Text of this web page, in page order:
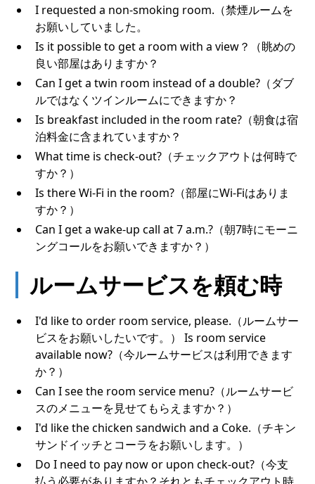
I requested a non-smoking room.（禁煙ルームを
お願いしていました。
Is it possible to get a room with a view？（眺めの
良い部屋はありますか？
Can I get a twin room instead of a double?（ダブ
ルではなくツインルームにできますか？
Is breakfast included in the room rate?（朝食は宿
泊料金に含まれていますか？
What time is check-out?（チェックアウトは何時で
すか？）
Is there Wi-Fi in the room?（部屋にWi-Fiはありま
すか？）
Can I get a wake-up call at 7 a.m.?（朝7時にモーニ
ングコールをお願いできますか？）
ルームサービスを頼む時
I'd like to order room service, please.（ルームサー
ビスをお願いしたいです。） Is room service
available now?（今ルームサービスは利用できます
か？）
Can I see the room service menu?（ルームサービ
スのメニューを見せてもらえますか？）
I'd like the chicken sandwich and a Coke.（チキン
サンドイッチとコーラをお願いします。）
Do I need to pay now or upon check-out?（今支